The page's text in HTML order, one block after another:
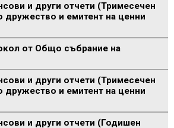
и други отчети (Тримесечен
дружество и емитент на ценни
от Общо събрание на
и други отчети (Тримесечен
дружество и емитент на ценни
и други отчети (Годишен